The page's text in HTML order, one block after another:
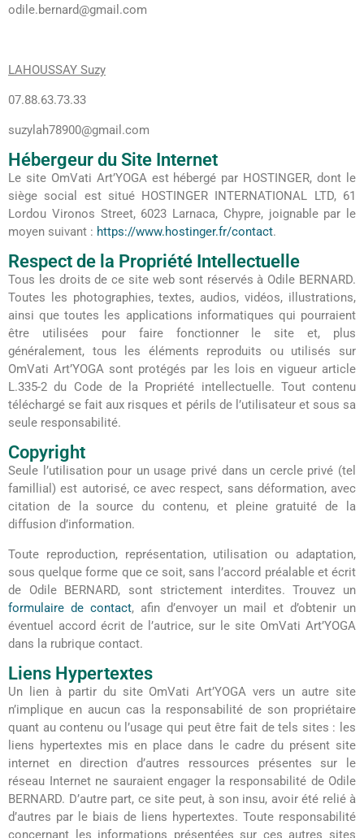
odile.bernard@gmail.com
LAHOUSSAY Suzy
07.88.63.73.33
suzylah78900@gmail.com
Hébergeur du Site Internet
Le site OmVati Art’YOGA est hébergé par HOSTINGER, dont le
siège social est situé HOSTINGER INTERNATIONAL LTD, 61
Lordou Vironos Street, 6023 Larnaca, Chypre, joignable par le
moyen suivant : https://www.hostinger.fr/contact.
Respect de la Propriété Intellectuelle
Tous les droits de ce site web sont réservés à Odile BERNARD.
Toutes les photographies, textes, audios, vidéos, illustrations,
ainsi que toutes les applications informatiques qui pourraient
être utilisées pour faire fonctionner le site et, plus
généralement, tous les éléments reproduits ou utilisés sur
OmVati Art’YOGA sont protégés par les lois en vigueur article
L.335-2 du Code de la Propriété intellectuelle. Tout contenu
téléchargé se fait aux risques et périls de l’utilisateur et sous sa
seule responsabilité.
Copyright
Seule l’utilisation pour un usage privé dans un cercle privé (tel
famillial) est autorisé, ce avec respect, sans déformation, avec
citation de la source du contenu, et pleine gratuité de la
diffusion d’information.
Toute reproduction, représentation, utilisation ou adaptation,
sous quelque forme que ce soit, sans l’accord préalable et écrit
de Odile BERNARD, sont strictement interdites. Trouvez un
formulaire de contact, afin d’envoyer un mail et d’obtenir un
éventuel accord écrit de l’autrice, sur le site OmVati Art’YOGA
dans la rubrique contact.
Liens Hypertextes
Un lien à partir du site OmVati Art’YOGA vers un autre site
n’implique en aucun cas la responsabilité de son propriétaire
quant au contenu ou l’usage qui peut être fait de tels sites : les
liens hypertextes mis en place dans le cadre du présent site
internet en direction d’autres ressources présentes sur le
réseau Internet ne sauraient engager la responsabilité de Odile
BERNARD. D’autre part, ce site peut, à son insu, avoir été relié à
d’autres par le biais de liens hypertextes. Toute responsabilité
concernant les informations présentées sur ces autres sites